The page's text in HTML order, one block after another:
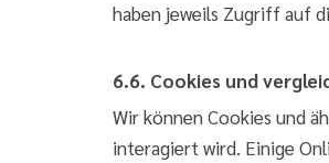
haben jeweils Zugriff auf
6.6. Cookies und
Wir können Cookies und
interagiert wird. Einige